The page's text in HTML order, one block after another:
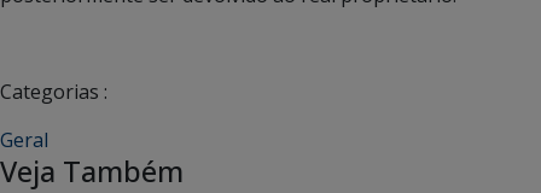
Categorias :
Geral
Veja Também